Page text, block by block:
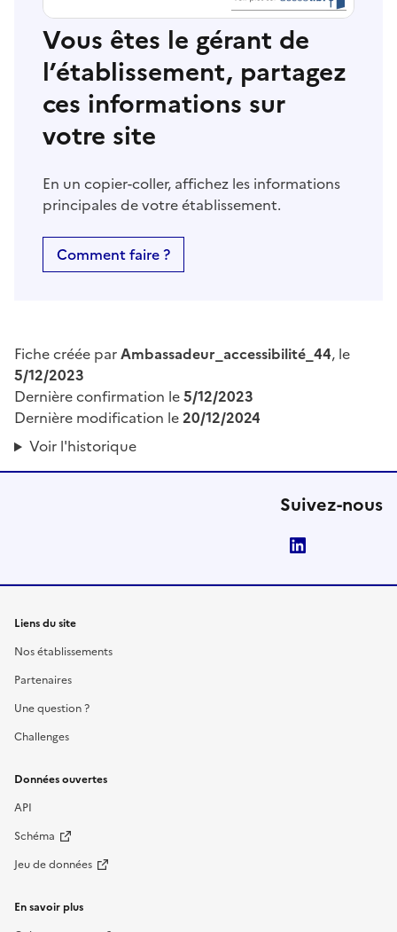
Vous êtes le gérant de
l’établissement, partagez
ces informations sur
votre site
En un copier-coller, affichez les informations
principales de votre établissement.
Comment faire ?
Fiche créée parAmbassadeur_accessibilité_44, le
5/12/2023
Dernière confirmation le5/12/2023
Dernière modification le20/12/2024
Voir l'historique
Suivez-nous
Liens du site
Nos établissements
Partenaires
Une question ?
Challenges
Données ouvertes
API
Schéma
Jeu de données
En savoir plus